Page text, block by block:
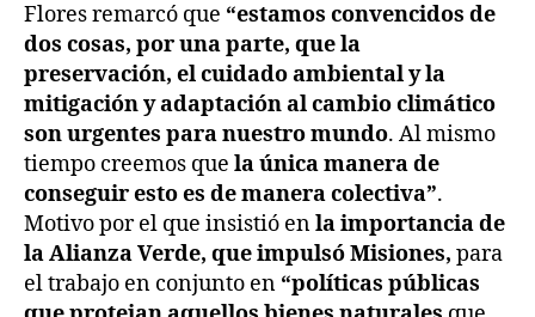
Flores remarcó que “estamos convencidos de
dos cosas, por una parte, que la
preservación, el cuidado ambiental y la
mitigación y adaptación al cambio climático
son urgentes para nuestro mundo. Al mismo
tiempo creemos que la única manera de
conseguir esto es de manera colectiva”.
Motivo por el que insistió enla importancia de
la Alianza Verde, que impulsó Misiones, para
el trabajo en conjunto en “políticas públicas